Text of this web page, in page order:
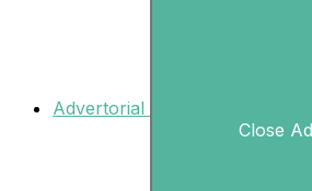
Advertorial
Close